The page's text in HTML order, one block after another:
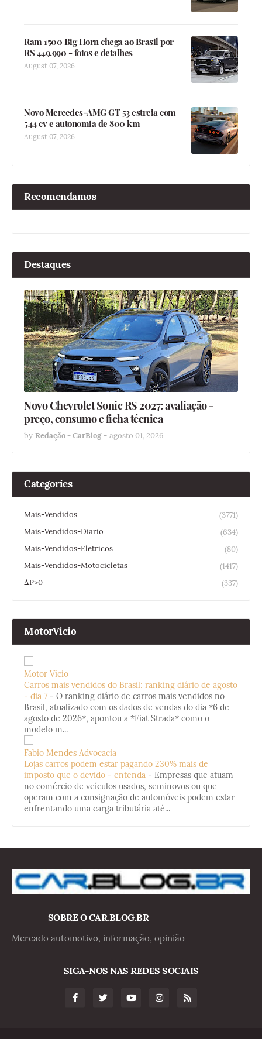
Ram 1500 Big Horn chega ao Brasil por
R$ 449.990 - fotos e detalhes
August 07, 2026
Novo Mercedes-AMG GT 53 estreia com
544 cv e autonomia de 800 km
August 07, 2026
Recomendamos
Destaques
Novo Chevrolet Sonic RS 2027: avaliação -
preço, consumo e ficha técnica
by Redação - CarBlog - agosto 01, 2026
Categories
Mais-Vendidos
(3771)
Mais-Vendidos-Diario
(634)
Mais-Vendidos-Eletricos
(80)
Mais-Vendidos-Motocicletas
(1417)
ΔP>0
(337)
MotorVicio
Motor Vício
Carros mais vendidos do Brasil: ranking diário de agosto
- dia 7 - O ranking diário de carros mais vendidos no
Brasil, atualizado com os dados de vendas do dia *6 de
agosto de 2026*, apontou a *Fiat Strada* como o
modelo m...
Fabio Mendes Advocacia
Lojas carros podem estar pagando 230% mais de
imposto que o devido - entenda - Empresas que atuam
no comércio de veículos usados, seminovos ou que
operam com a consignação de automóveis podem estar
enfrentando uma carga tributária até...
SOBRE O CAR.BLOG.BR
Mercado automotivo, informação, opinião
SIGA-NOS NAS REDES SOCIAIS